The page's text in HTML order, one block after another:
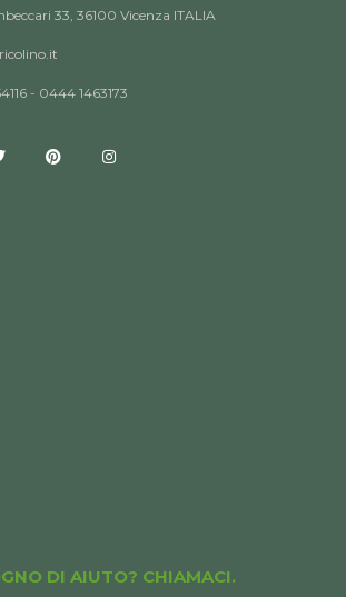
33, 36100 Vicenza ITALIA
- 0444 1463173
DI AIUTO? CHIAMACI.